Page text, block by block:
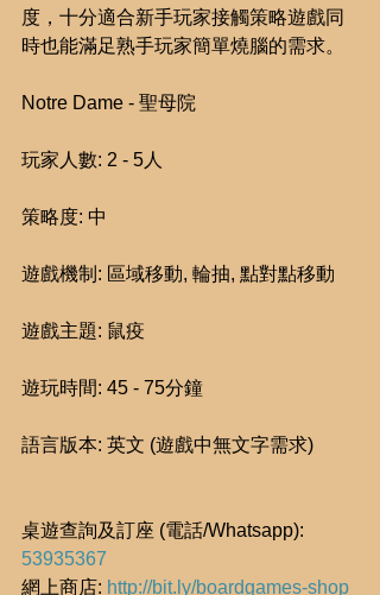
度，十分適合新手玩家接觸策略遊戲同
時也能滿足熟手玩家簡單燒腦的需求。
Notre Dame - 聖母院
玩家人數: 2 - 5人
策略度: 中
遊戲機制: 區域移動, 輪抽, 點對點移動
遊戲主題: 鼠疫
遊玩時間: 45 - 75分鐘
語言版本: 英文 (遊戲中無文字需求)
桌遊查詢及訂座 (電話/Whatsapp):
53935367
網上商店: http://bit.ly/boardgames-shop